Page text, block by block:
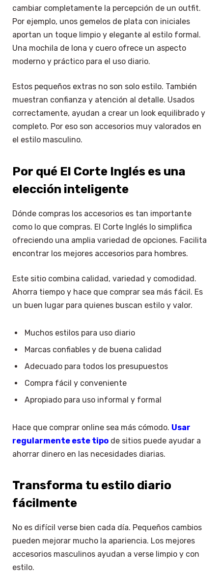
cambiar completamente la percepción de un outfit.
Por ejemplo, unos gemelos de plata con iniciales
aportan un toque limpio y elegante al estilo formal.
Una mochila de lona y cuero ofrece un aspecto
moderno y práctico para el uso diario.
Estos pequeños extras no son solo estilo. También
muestran confianza y atención al detalle. Usados
correctamente, ayudan a crear un look equilibrado y
completo. Por eso son accesorios muy valorados en
el estilo masculino.
Por qué El Corte Inglés es una
elección inteligente
Dónde compras los accesorios es tan importante
como lo que compras. El Corte Inglés lo simplifica
ofreciendo una amplia variedad de opciones. Facilita
encontrar los mejores accesorios para hombres.
Este sitio combina calidad, variedad y comodidad.
Ahorra tiempo y hace que comprar sea más fácil. Es
un buen lugar para quienes buscan estilo y valor.
Muchos estilos para uso diario
Marcas confiables y de buena calidad
Adecuado para todos los presupuestos
Compra fácil y conveniente
Apropiado para uso informal y formal
Hace que comprar online sea más cómodo. Usar
regularmente este tipo de sitios puede ayudar a
ahorrar dinero en las necesidades diarias.
Transforma tu estilo diario
fácilmente
No es difícil verse bien cada día. Pequeños cambios
pueden mejorar mucho la apariencia. Los mejores
accesorios masculinos ayudan a verse limpio y con
estilo.